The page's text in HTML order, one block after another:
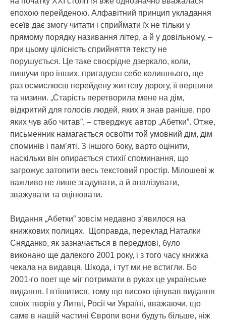
епохою перейденою. Алфавітний принцип укладання
есеїв дає змогу читати і сприймати їх не тільки у
прямому порядку називання літер, а й у довільному, –
при цьому цілісність сприйняття тексту не
порушується. Це таке своєрідне дзеркало, коли,
пишучи про інших, пригадуєш себе колишнього, ще
раз осмислюєш перейдену життєву дорогу, її вершини
та низини. „Старість перетворила мене на дім,
відкритий для голосів людей, яких я знав раніше, про
яких чув або читав”, – стверджує автор „Абетки”. Отже,
письменник намагається освоїти той умовний дім, дім
споминів і пам’яті. З іншого боку, варто оцінити,
наскільки він опирається стихії споминання, що
загрожує затопити весь текстовий простір. Мілошеві ж
важливо не лише згадувати, а й аналізувати,
зважувати та оцінювати.
Видання „Абетки” зовсім недавно з’явилося на
книжкових полицях. Щоправда, переклад Наталки
Сняданко, як зазначається в передмові, було
виконано ще далекого 2001 року, і з того часу книжка
чекала на видавця. Шкода, і тут ми не встигли. Бо
2001-го поет ще міг потримати в руках це українське
видання. І втішитися, тому що високо цінував видання
своїх творів у Литві, Росії чи Україні, вважаючи, що
саме в нашій частині Європи вони будуть більше, ніж